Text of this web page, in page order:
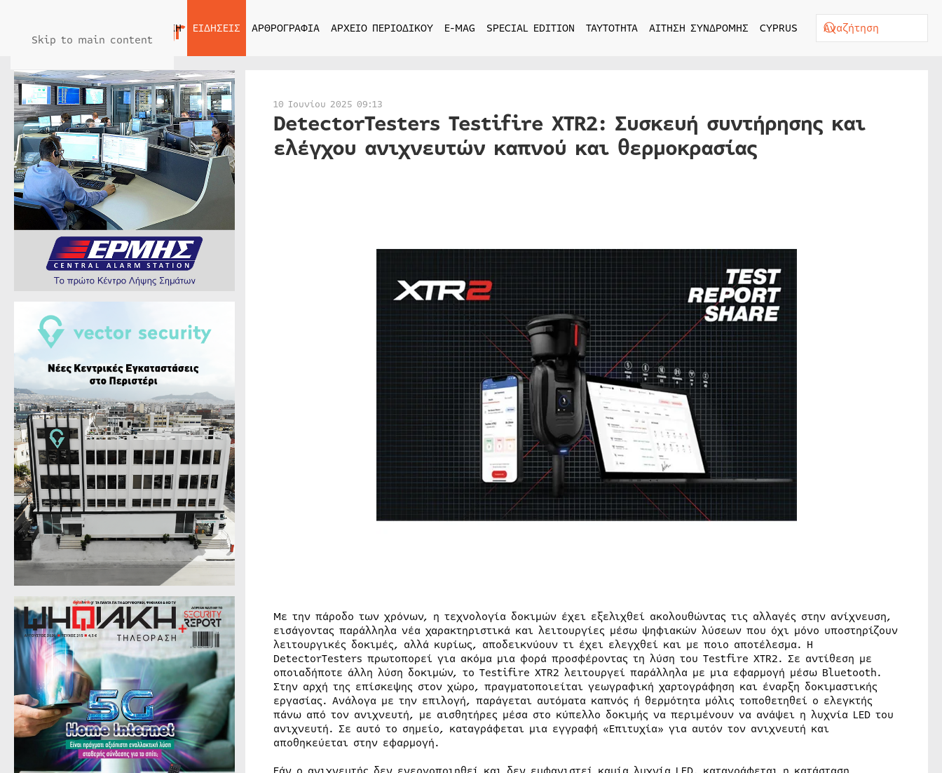
Skip to main content
ΑΡΧΙΚΗ ΕΙΔΗΣΕΙΣ ΑΡΘΡΟΓΡΑΦΙΑ ΑΡΧΕΙΟ ΠΕΡΙΟΔΙΚΟΥ E-MAG SPECIAL EDITION ΤΑΥΤΟΤΗΤΑ ΑΙΤΗΣΗ ΣΥΝΔΡΟΜΗΣ CYPRUS
10 Ιουνίου 2025 09:13
DetectorTesters Testifire XTR2: Συσκευή συντήρησης και
ελέγχου ανιχνευτών καπνού και θερμοκρασίας
Με την πάροδο των χρόνων, η τεχνολογία δοκιμών έχει εξελιχθεί ακολουθώντας τις αλλαγές στην ανίχνευση,
εισάγοντας παράλληλα νέα χαρακτηριστικά και λειτουργίες μέσω ψηφιακών λύσεων που όχι μόνο υποστηρίζουν
λειτουργικές δοκιμές, αλλά κυρίως, αποδεικνύουν τι έχει ελεγχθεί και με ποιο αποτέλεσμα. Η
DetectorTesters πρωτοπορεί για ακόμα μια φορά προσφέροντας τη λύση του Testfire XTR2. Σε αντίθεση με
οποιαδήποτε άλλη λύση δοκιμών, το Testifire XTR2 λειτουργεί παράλληλα με μια εφαρμογή μέσω Bluetooth.
Στην αρχή της επίσκεψης στον χώρο, πραγματοποιείται γεωγραφική χαρτογράφηση και έναρξη δοκιμαστικής
εργασίας. Ανάλογα με την επιλογή, παράγεται αυτόματα καπνός ή θερμότητα μόλις τοποθετηθεί ο ελεγκτής
πάνω από τον ανιχνευτή, με αισθητήρες μέσα στο κύπελλο δοκιμής να περιμένουν να ανάψει η λυχνία LED του
ανιχνευτή. Σε αυτό το σημείο, καταγράφεται μια εγγραφή «Επιτυχία» για αυτόν τον ανιχνευτή και
αποθηκεύεται στην εφαρμογή.